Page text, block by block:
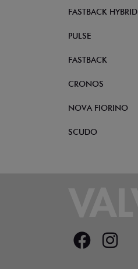
FASTBACK HYBRID
PULSE
FASTBACK
CRONOS
NOVA FIORINO
SCUDO